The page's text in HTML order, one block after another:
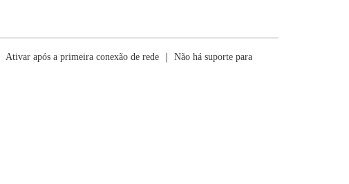
após a primeira conexão de rede ｜ Não há suporte para